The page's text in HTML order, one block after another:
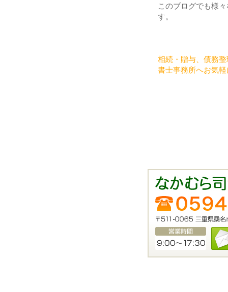
このブログでも様
す。
相続・贈与、債務
書士事務所へお気軽